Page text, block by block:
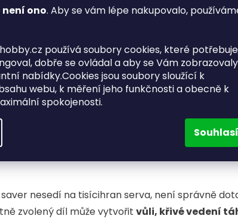
není ono. Aby se vám lépe nakupovalo,
používá soubory cookies, které
dobře se ovládal a aby se Vám zobrazovaly
nabídky.Cookies jsou soubory sloužící k
webu, k měření jeho funkčnosti a obecně k
spokojenosti.
řízení zhoršit
ve chvíli, kdy je příliš měkký nebo má velkou
řízení. Model může reagovat opožděně, řízení
přesně tam, kam mají.
Místo jasné reakce dostanete měkčí
povoluje i při běžném zatížení, není to
nesedí na tisícihran serva, není správně
zvolený díl může vytvořit vůli, křivé vedení